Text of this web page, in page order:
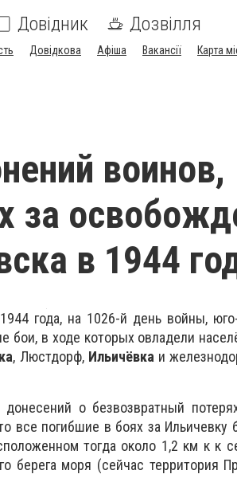
Довідник Дозвілля
Довідкова Афіша Вакансії Карта
воинов,
за
в 1944
года, на 1026-й день войны, юго-
бои, в ходе которых овладели
, Люстдорф, Ильичёвка и
о безвозвратный
все погибшие в боях за Ильичевку
тогда около 1,2 км к к
берега моря (сейчас территория